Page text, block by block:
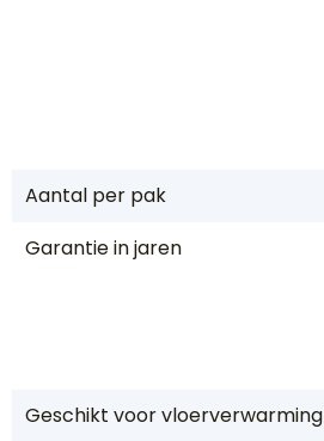
Aantal per pak
Garantie in jaren
Geschikt voor vloerverwarming